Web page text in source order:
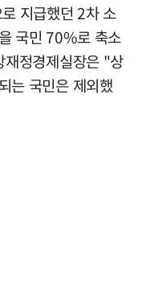
지급했던 2차 소
국민 70%로 축소
재정경제실장은 "상
는 국민은 제외했